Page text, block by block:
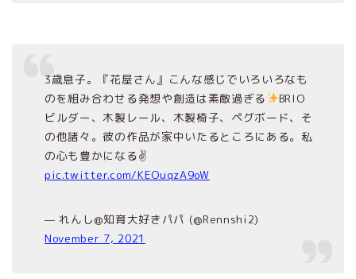
3歳息子。『花屋さん』こんな感じでいろいろなも
のを組み合わせる発想や創造は素敵過ぎる
BRIO
ビルダー、木製レール、木製椅子、ペグボード、そ
の他諸々。彼の作品が家中いたるところにある。私
の心も豊かになる✌
pic.twitter.com/KEOuqzA9oW
— れんし@知育大好きパパ (@Rennshi2)
November 7, 2021